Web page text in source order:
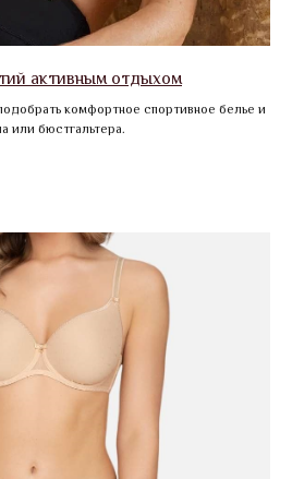
активным отдыхом
комфортное спортивное белье и
или бюстгальтера.